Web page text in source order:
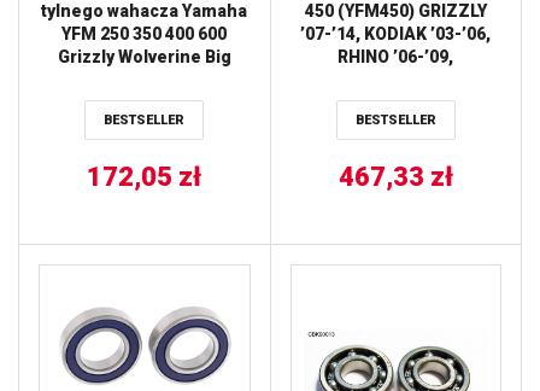
tylnego wahacza Yamaha
YFM 250 350 400 600
Grizzly Wolverine Big
BESTSELLER
172,05 zł
450 (YFM450) GRIZZLY
’07-’14, KODIAK ’03-’06,
RHINO ’06-’09,
RODS
BESTSELLER
467,33 zł